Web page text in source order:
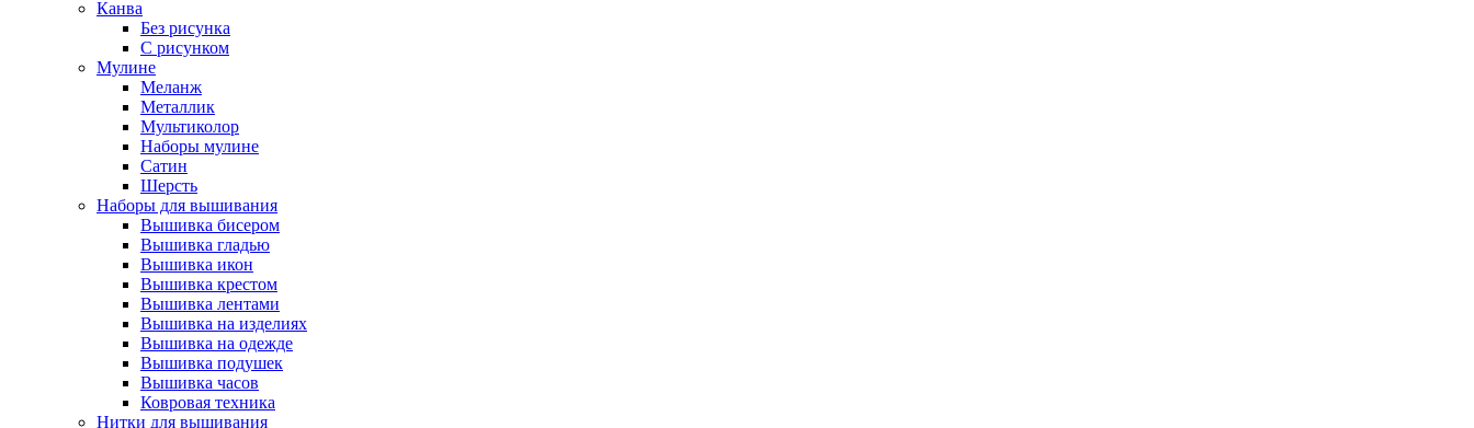
Канва
Без рисунка
С рисунком
Мулине
Меланж
Металлик
Мультиколор
Наборы мулине
Сатин
Шерсть
Наборы для вышивания
Вышивка бисером
Вышивка гладью
Вышивка икон
Вышивка крестом
Вышивка лентами
Вышивка на изделиях
Вышивка на одежде
Вышивка подушек
Вышивка часов
Ковровая техника
Нитки для вышивания